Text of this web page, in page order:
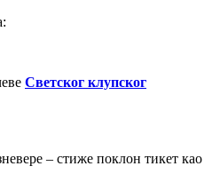
Светског клупског
– стиже поклон тикет као